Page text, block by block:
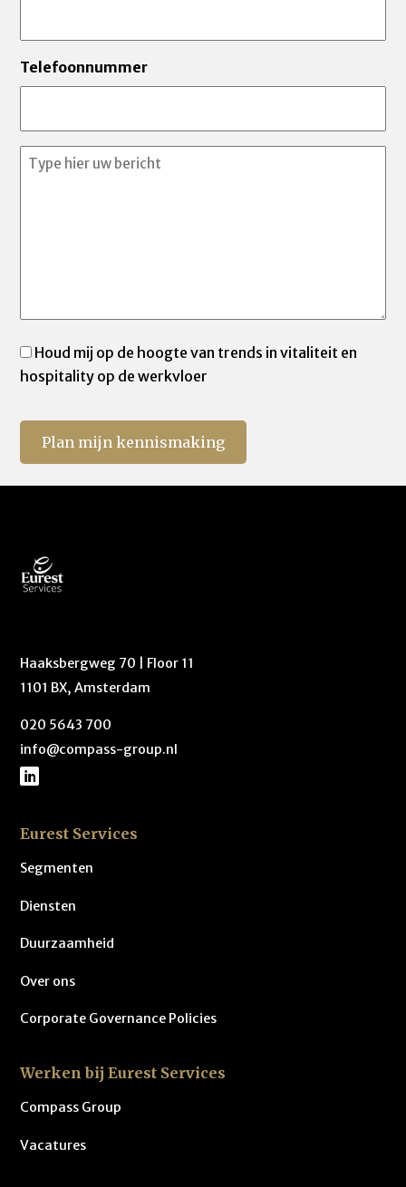
Telefoonnummer
Uw
Email
Houd mij op de hoogte van trends in vitaliteit en
hospitality op de werkvloer
Haaksbergweg 70 | Floor 11
1101 BX, Amsterdam
020 5643 700
info@compass-group.nl
Eurest Services
Segmenten
Diensten
Duurzaamheid
Over ons
Corporate Governance Policies
Werken bij Eurest Services
Compass Group
Vacatures